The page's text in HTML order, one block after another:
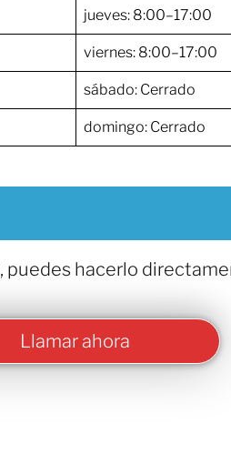
jueves: 8:00–17:00
viernes: 8:00–17:00
sábado: Cerrado
domingo: Cerrado
, puedes hacerlo
Llamar ahora